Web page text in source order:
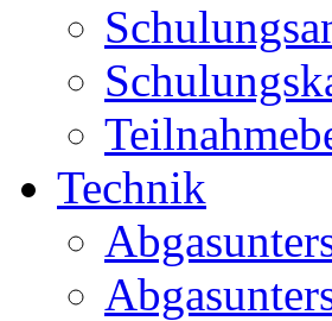
Technik